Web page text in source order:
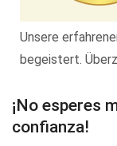
Unsere
begeistert.
¡No esperes
confianza!